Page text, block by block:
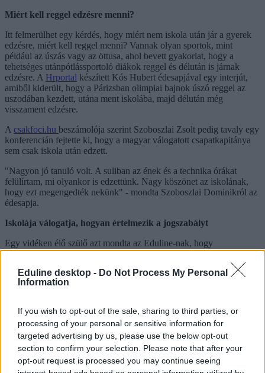
Eduline desktop - Do Not Process My Personal
Information
If you wish to opt-out of the sale, sharing to third parties, or
processing of your personal or sensitive information for
targeted advertising by us, please use the below opt-out
section to confirm your selection. Please note that after your
opt-out request is processed you may continue seeing
Miért kell reggel edzésre menni?
Itt felmerülhet egy kérdés, hogy miért nem iskola után jár a gyerek
edzésre, miért kell reggel menni? Vannak olyan sportok, mint
például az úszás vagy az öttusa, ahol bevett gyakorlat, hogy a
tehetséges utánpótlássportoló diákok reggel és délután is járnak
edzésre. A Hrportal készített Kós Hubert édesapjával egy interjút,
amiből kiderült, hogy a Párizsban olimpiai bajnok úszó reggel az
uszodában kezdett, utána ment iskolába, majd délután még
visszament edzésre.
A csakfoci.hu beszámolója szerint Szoboszlai Zsolt pedig tavaly egy
konferencián fejtette ki, hogy a magyar válogatott csapatkapitánya
sem csak iskola után edzett.
"Nagyon jó tanuló volt. A suliban az ének és a technika órákat
felülírtam, mi olyankor is edzettünk. Nagy köszönet az iskolának,
hogy ezt megengedték nekünk" - mondta Szoboszlai Dominikról az
édesapja.
Iskolája válogatja, hogyan értelmezik a jogszabályt
Egy vidéken élő szülő azt mondta az Eduline-nak, hogy
versenysportoló fiának ebben a tanévben a három reggeli edzésből
egyet sem engedélyeztek egy megyeszékhelyen lévő általános
iskolában az új jogszabályra hivatkozva, pedig az előző félévben
ebből nem volt gond. Igaz, a mostani edzések a magyar vagy a
tanévhez hasonlóan most is pótolni fogják rendszeresen a
tananyagot, de az igazgató mégsem adta meg nekik az engedélyt.
Egy másik megyeszékhelyen élő édesapa is hasonló helyzetről
számolt be. Neki is jó tanuló a focista fia, aki a csapatával országos
szinten is remek eredményeket ér el. Az apa elmondása szerint az
előző tanévben még elég volt az egyesületi kikérő a reggeli